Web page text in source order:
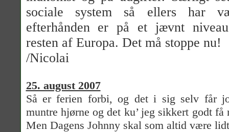
sociale system så ellers har
efterhånden er på et jævnt
resten af Europa. Det må stoppe nu!
/Nicolai
25. august 2007
Så er ferien forbi, og det i sig selv får
muntre hjørne og det ku’ jeg sikkert godt
Men Dagens Johnny skal som altid være